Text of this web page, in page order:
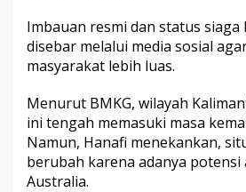
Imbauan resmi dan status
disebar melalui media sosial
masyarakat lebih luas.
Menurut BMKG, wilayah
ini tengah memasuki masa
Namun, Hanafi menekankan,
berubah karena adanya
Australia.